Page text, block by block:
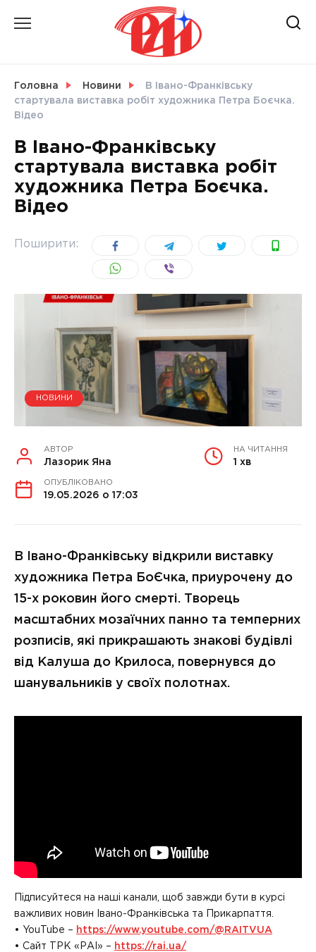
СВІТ
УКРАЇНА
Головна Новини
В Івано-Франківську
стартувала виставка робіт художника Петра Боєчка.
Відео
В Івано-Франківську
стартувала виставка робіт
художника Петра Боєчка.
Відео
Поширити:
НОВИНИ
АВТОР
Лазорик Яна
НА ЧИТАННЯ
1 хв
ОПУБЛІКОВАНО
19.05.2026 о 17:03
В Івано-Франківську відкрили виставку
художника Петра БоЄчка, приурочену до
15-х роковин його смерті. Творець
масштабних мозаїчних панно та темперних
розписів, які прикрашають знакові будівлі
від Калуша до Крилоса, повернувся до
шанувальників у своїх полотнах.
Підписуйтеся на наші канали, щоб завжди бути в курсі
важливих новин Івано-Франківська та Прикарпаття.
• YouTube – https://www.youtube.com/@RAITVUA
• Сайт ТРК «РАІ» – https://rai.ua/